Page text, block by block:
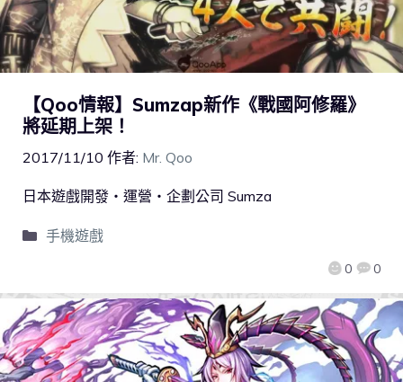
【Qoo情報】Sumzap新作《戰國阿修羅》
將延期上架！
2017/11/10 作者: Mr. Qoo
0 0
日本遊戲開發‧運營‧企劃公司 Sumza
手機遊戲